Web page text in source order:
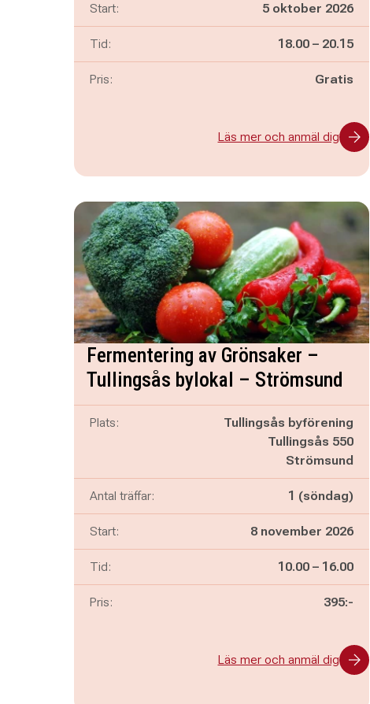
Start: 5 oktober 2026
Tid: Pågår mellan
18.00 – och
20.15
Pris: Gratis
Läs mer och anmäl dig
Fermentering av Grönsaker –
Tullingsås bylokal – Strömsund
Plats:
Tullingsås byförening
Tullingsås 550
Strömsund
Antal träffar: 1 (söndag)
Start: 8 november 2026
Tid: Pågår mellan
10.00 – och
16.00
Pris: 395:-
Läs mer och anmäl dig